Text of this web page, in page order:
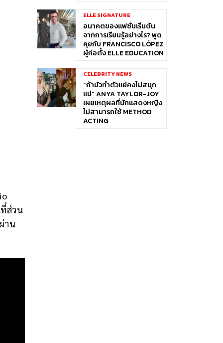
ส่วน
าน
ELLE SIGNATURE
อนาคตของแฟชั่นเริ่มต้น
จากการเรียนรู้อย่างไร? พูด
คุยกับ FRANCISCO LÓPEZ
ผู้ก่อตั้ง ELLE EDUCATION
CELEBRITY NEWS
“ถ้ามัวทำตัวแย่คงไม่สนุก
แน่” ANYA TAYLOR-JOY
เผยเหตุผลที่นักแสดงหญิง
ไม่สามารถใช้ METHOD
ACTING